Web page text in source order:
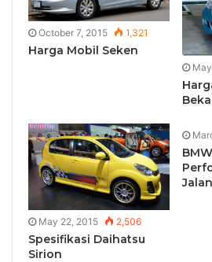
October 7, 2015 1,321
Harga Mobil Seken
May 22, 2015 2,506
Spesifikasi Daihatsu
Sirion